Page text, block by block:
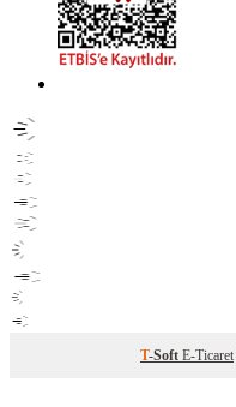
T-Soft E-Ticaret